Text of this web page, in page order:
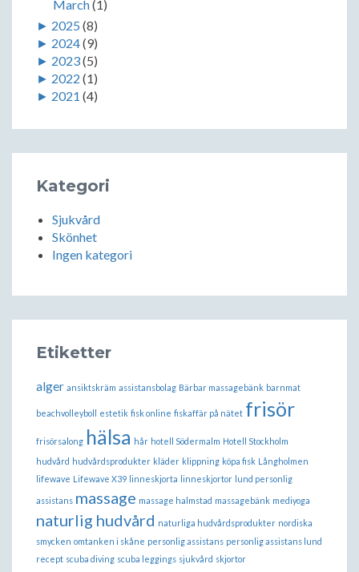
March(1)
► 2025 (8)
► 2024(9)
► 2023(5)
► 2022 (1)
► 2021 (4)
Kategori
Sjukvård
Skönhet
Ingen kategori
Etiketter
alger ansiktskräm assistansbolag Bärbar massagebänk barnmat
beachvolleyboll estetik fisk online fiskaffär på nätet frisör
frisörsalong hälsa hår hotell Södermalm Hotell Stockholm
hudvård hudvårdsprodukter kläder klippning köpa fisk Långholmen
lifewave Lifewave X39 linneskjorta linneskjortor lund personlig
assistans massage massage halmstad massagebänk mediyoga
naturlig hudvård naturliga hudvårdsprodukter nordiska
smycken omtanken i skåne personlig assistans personlig assistans lund
recept scuba diving scuba leggings sjukvård skjortor